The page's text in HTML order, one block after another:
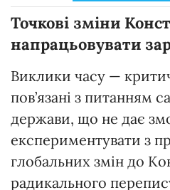
Точкові зміни
напрацьовувати
Виклики часу —
пов’язані з питанням
держави, що не дає
експериментувати з
глобальних змін до
радикального